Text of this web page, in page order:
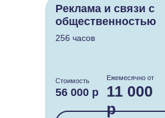
Реклама и связи с
общественностью
256 часов
11 000
р
56 000 р
Ежемесячно от
Стоимость